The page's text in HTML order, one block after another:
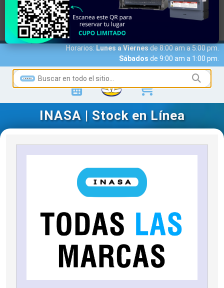
MARCAS ACCESO A CLIENTES
SERVICIOS
NOTICIAS
NOSOTROS
Horarios:Lunes a Viernesde 8:00 am a 5:00 pm.
Sábados de 9:00 am a 1:00 pm.
INASA | Stock en Línea